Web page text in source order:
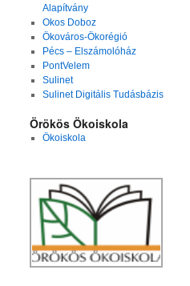
Alapítvány
Okos Doboz
Ökováros-Ökorégió
Pécs – Elszámolóház
PontVelem
Sulinet
Sulinet Digitális Tudásbázis
Örökös Ökoiskola
Ökoiskola